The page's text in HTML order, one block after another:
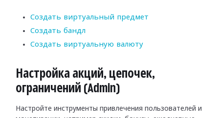
Создать виртуальный предмет
Создать бандл
Создать виртуальную валюту
Настройка акций, цепочек,
ограничений (Admin)
Настройте инструменты привлечения пользователей и